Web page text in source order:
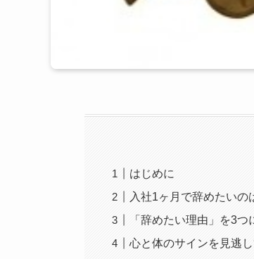
はじめに
入社1ヶ月で辞めたいの
「辞めたい理由」を3
心と体のサインを見逃